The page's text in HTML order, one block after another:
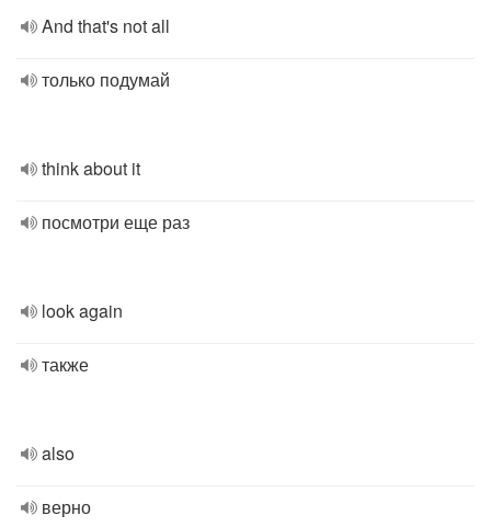
And that's not all
только подумай
think about it
посмотри еще раз
look again
также
also
верно